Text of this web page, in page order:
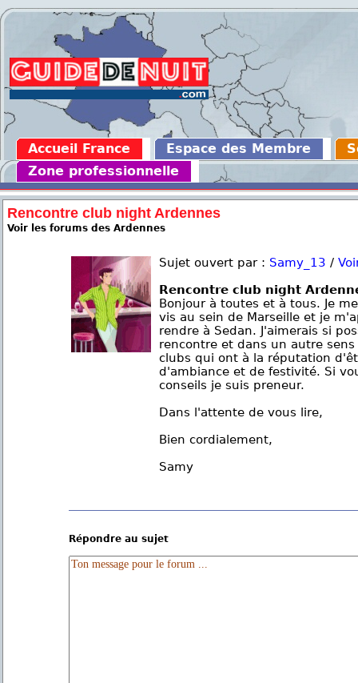
Accueil France Espace des Membre
Zone professionnelle
Rencontre club night Ardennes
Voir les forums des Ardennes
Sujet ouvert par : Samy_13 /
Rencontre club night
Bonjour à toutes et à tous. Je
vis au sein de Marseille et je
rendre à Sedan. J'aimerais si
rencontre et dans un autre
clubs qui ont à la réputation
d'ambiance et de festivité. Si
conseils je suis preneur.
Dans l'attente de vous lire,
Bien cordialement,
Samy
Répondre au sujet